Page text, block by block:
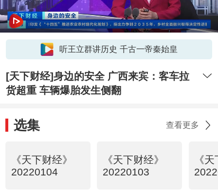
听王立群讲历史 千古一帝秦始皇
[天下财经]身边的安全 广西来宾：客车拉
货超重 车辆爆胎发生侧翻
选集 查看更多
《天下财经》
20220104
《天下财经》
20220103
《